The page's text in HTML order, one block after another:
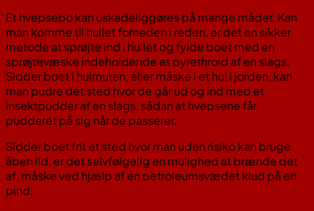
Et hvepsebo kan uskadeliggøres på mange måder. Kan
man komme til hullet forneden i reden, er det en sikker
metode at sprøjte ind i hullet og fylde boet med en
sprøjtevæske indeholdende et pyrethroid af en slags.
Sidder boet i hulmuren, eller måske i et hul i jorden, kan
man pudre det sted hvor de går ud og ind med et
insektpudder af en slags, sådan at hvepsene får
pudderet på sig når de passerer.
Sidder boet frit et sted hvor man uden risiko kan bruge
åben ild, er det selvfølgelig en mulighed at brænde det
af, måske ved hjælp af en petroleumsvædet klud på en
pind.